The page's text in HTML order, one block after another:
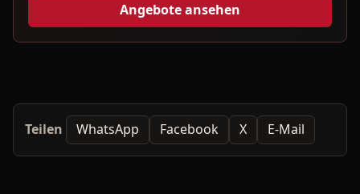
Angebote ansehen
Teilen WhatsApp Facebook X E-Mail